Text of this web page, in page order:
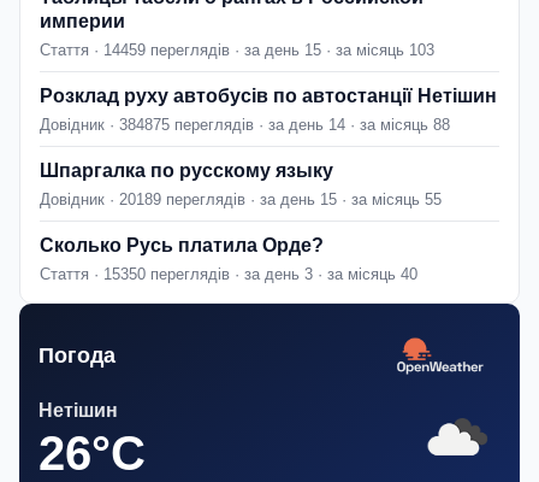
империи
Стаття · 14459 переглядів · за день 15 · за місяць 103
Розклад руху автобусів по автостанції Нетішин
Довідник · 384875 переглядів · за день 14 · за місяць 88
Шпаргалка по русскому языку
Довідник · 20189 переглядів · за день 15 · за місяць 55
Сколько Русь платила Орде?
Стаття · 15350 переглядів · за день 3 · за місяць 40
Погода
Нетішин
26°C